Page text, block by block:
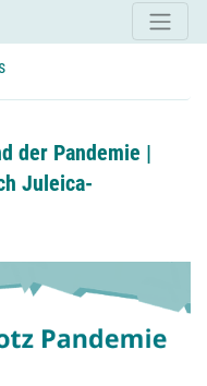
der Pandemie |
Juleica-